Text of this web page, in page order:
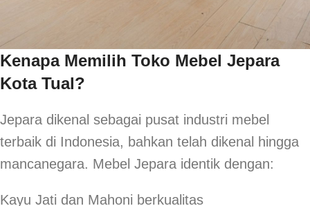
Kenapa Memilih Toko Mebel Jepara
Kota Tual?
Jepara dikenal sebagai pusat industri mebel
terbaik di Indonesia, bahkan telah dikenal hingga
mancanegara. Mebel Jepara identik dengan:
Kayu Jati dan Mahoni berkualitas